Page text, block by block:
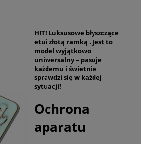
HIT! Luksusowe błyszczące
etui złotą ramką . Jest to
model wyjątkowo
uniwersalny – pasuje
każdemu i świetnie
sprawdzi się w każdej
sytuacji!
Ochrona
aparatu